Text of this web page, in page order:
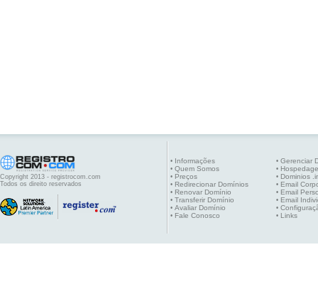
Copyright 2013 - registrocom.com
Todos os direito reservados
• Informações
• Quem Somos
• Preços
• Redirecionar Domínios
• Renovar Domínio
• Transferir Domínio
• Avaliar Domínio
• Fale Conosco
• Gerenciar
•
• Dominios
• Email
• Email
• Email
•
• Links